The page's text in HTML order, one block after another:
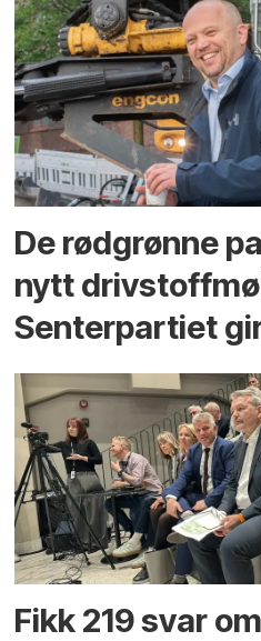
De rødgrønne
nytt
Senterpartiet
Fikk 219 svar